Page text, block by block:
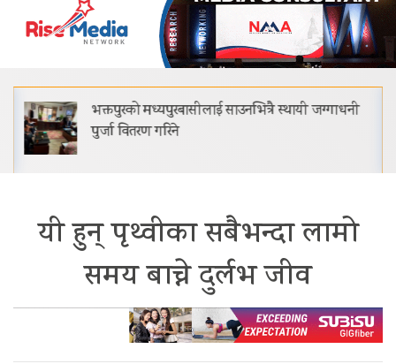
भक्तपुरको मध्यपुरबासीलाई साउनभित्रै स्थायी जग्गाधनी
पुर्जा वितरण गरिने
यी हुन् पृथ्वीका सबैभन्दा लामो
समय बाच्ने दुर्लभ जीव